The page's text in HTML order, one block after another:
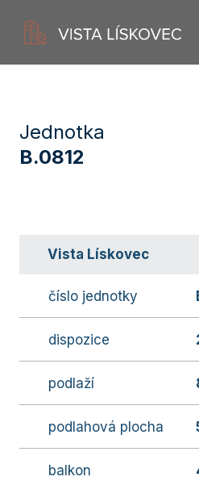
Jednotka
B.0812
Vista Lískovec
číslo jednotky
dispozice
podlaží
podlahová plocha
balkon